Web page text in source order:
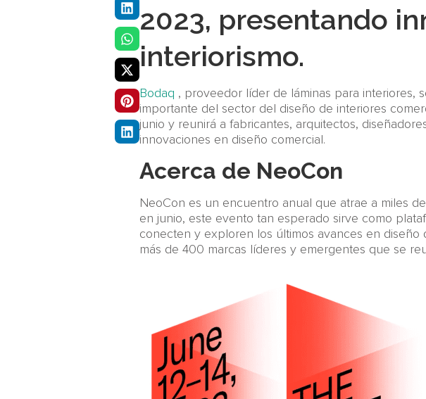
2023, presentando
interiorismo.
Bodaq , proveedor líder de láminas para interiores,
importante del sector del diseño de interiores
junio y reunirá a fabricantes, arquitectos,
innovaciones en diseño comercial.
Acerca de NeoCon
NeoCon es un encuentro anual que atrae a miles
en junio, este evento tan esperado sirve como
conecten y exploren los últimos avances en
más de 400 marcas líderes y emergentes que se